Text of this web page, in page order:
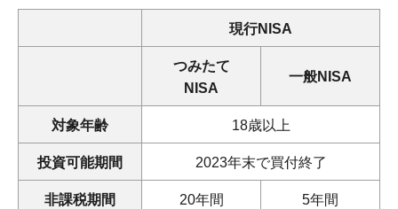
現行NISA
つみたて
NISA
一般NISA
対象年齢 18歳以上
投資可能期間 2023年末で買付終了
非課税期間 20年間 5年間